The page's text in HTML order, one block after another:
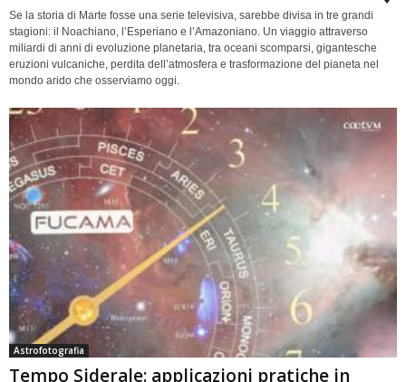
Se la storia di Marte fosse una serie televisiva, sarebbe divisa in tre grandi
stagioni: il Noachiano, l’Esperiano e l’Amazoniano. Un viaggio attraverso
miliardi di anni di evoluzione planetaria, tra oceani scomparsi, gigantesche
eruzioni vulcaniche, perdita dell’atmosfera e trasformazione del pianeta nel
mondo arido che osserviamo oggi.
Astrofotografia
Tempo Siderale: applicazioni pratiche in